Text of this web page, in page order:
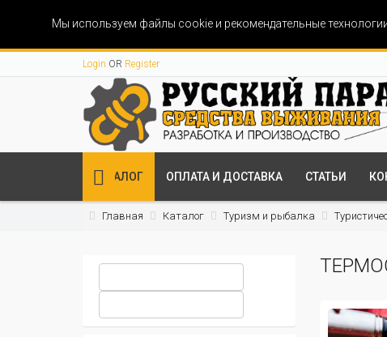
Мы используем файлы cookie и рекомендательные
Login OR Register
КАТАЛОГ ОПЛАТА И ДОСТАВКА СТАТЬИ
Главная Каталог Туризм и рыбалка